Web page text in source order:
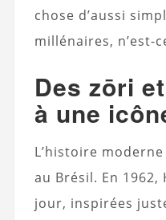
chose d’aussi
millénaires, n’est-
Des zōri
à une
L’histoire
au Brésil. En
jour, inspirées